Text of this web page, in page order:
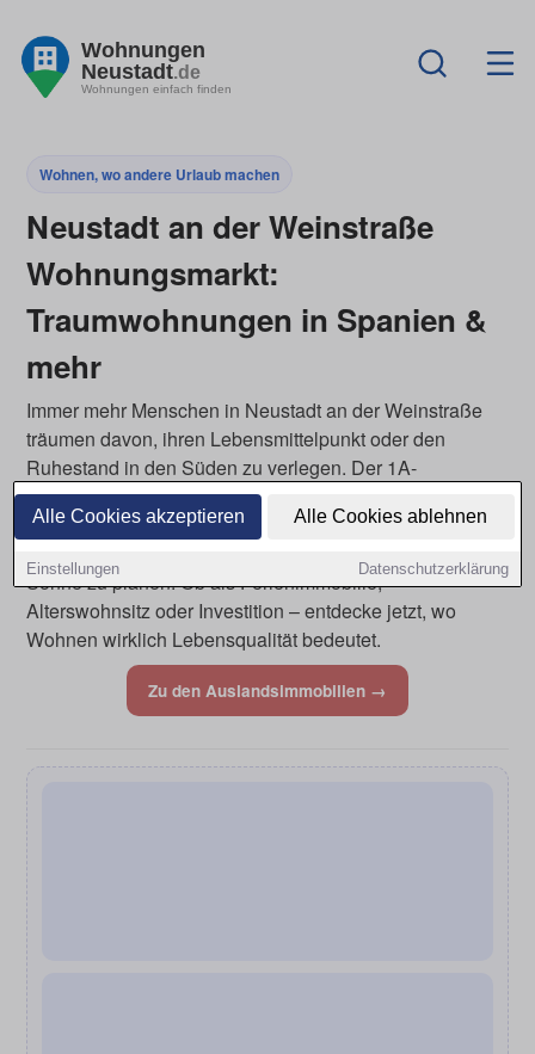
Alle Cookies akzeptieren Alle Cookies ablehnen
Einstellungen Datenschutzerklärung
Wohnungen
Neustadt.de
Wohnungen einfach finden
Wohnen, wo andere Urlaub machen
Neustadt an der Weinstraße
Wohnungsmarkt:
Traumwohnungen in Spanien &
mehr
Immer mehr Menschen in Neustadt an der Weinstraße
träumen davon, ihren Lebensmittelpunkt oder den
Ruhestand in den Süden zu verlegen. Der 1A-
Immobilienmarkt zeigt dir ausgewählte Häuser und
Wohnungen in beliebten Regionen Europas – ideal, um
Sonne zu planen. Ob als Ferienimmobilie,
Alterswohnsitz oder Investition – entdecke jetzt, wo
Wohnen wirklich Lebensqualität bedeutet.
Zu den Auslandsimmobilien →